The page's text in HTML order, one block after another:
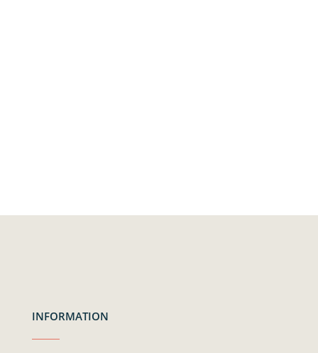
INFORMATION